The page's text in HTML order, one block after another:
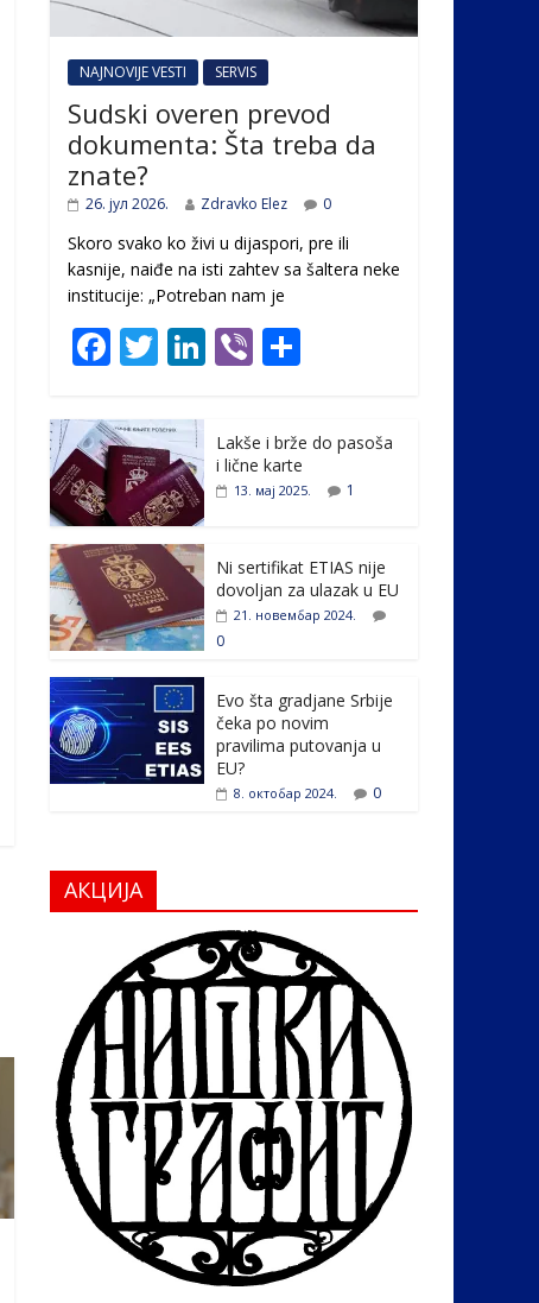
NAJNOVIJE VESTI SERVIS
Sudski overen prevod
dokumenta: Šta treba da
znate?
26. јул 2026. Zdravko Elez 0
Skoro svako ko živi u dijaspori, pre ili
kasnije, naiđe na isti zahtev sa šaltera neke
institucije: „Potreban nam je
F
e
b
o
o
k
T
itt
er
Li
e
dI
Vi
er ar
e
Lakše i brže do pasoša
i lične karte
13. мај 2025. 1
Ni sertifikat ETIAS nije
dovoljan za ulazak u EU
21. новембар 2024.
0
Evo šta gradjane Srbije
čeka po novim
pravilima putovanja u
EU?
8. октобар 2024. 0
АКЦИЈА